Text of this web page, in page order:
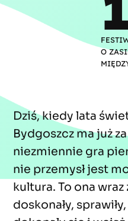
O
Dziś, kiedy lata
Bydgoszcz ma już
niezmiennie gra
nie przemysł jest
kultura. To ona
doskonały,